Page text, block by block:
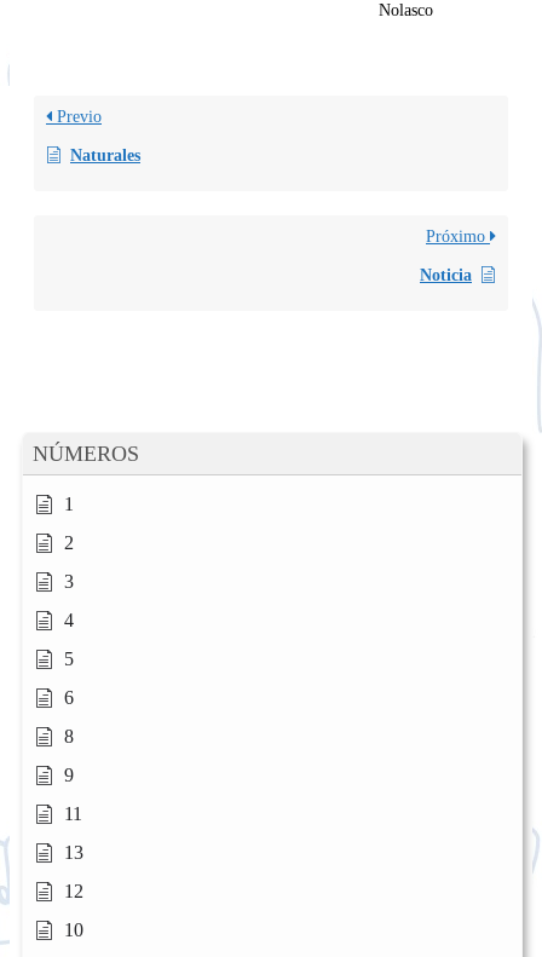
NÚMEROS
1
2
3
4
5
6
8
9
11
13
12
10
Nolasco
Previo
Naturales
Próximo
Noticia